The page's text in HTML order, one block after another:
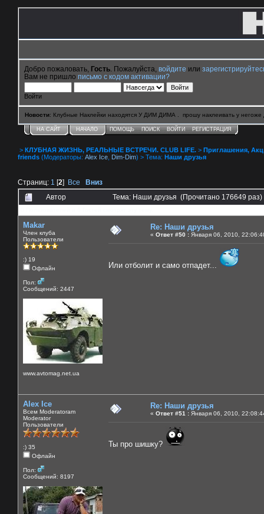
Добро пожаловать, Гость . Пожалуйста, войдите или
Вам не пришло письмо с кодом активации?
Войти
Новости: Клубные Наклейки находятся У ДИМ ДИМА . прошу наклеивать у негоже
НА САЙТ НАЧАЛО ПОМОЩЬ ПОИСК ВОЙТИ РЕГИСТРАЦИЯ
> КЛУБНАЯ ЖИЗНЬ, РЕАЛЬНЫЕ ВСТРЕЧИ. CLUB LIFE. > Приглашения,
friends (Модераторы: Alex Ice Dim-Dim) > Тема: Наши друзья
Страниц: 1 [2] Все
Вниз
Автор
Тема: Наши друзья (Прочитано 176649 раз)
Makar
Член клуба
Пользователи
:) 19
Офлайн
Пол:
Сообщений: 2447
www.avtomag.net.ua
Re: Наши друзья
« Ответ #50 : Января 06, 2010,
Или отболит и само отпадет...
Alex Ice
Всем Moderatoram
Moderator
Пользователи
:) 35
Офлайн
Пол:
Сообщений: 8197
Re: Наши друзья
« Ответ #51 : Января 06, 2010,
Ты про шишку?